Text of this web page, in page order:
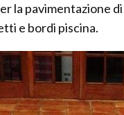
la pavimentazione
e bordi piscina.